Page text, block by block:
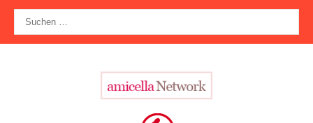
Zum
Inhalt
springen
nach: